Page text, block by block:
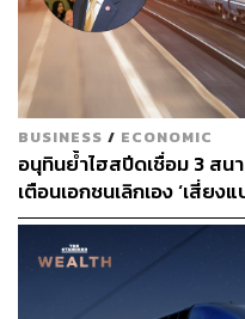
BUSINESS / ECONOMIC
อนุทินย้ำไฮสปีดเชื่อม 3 ส
เตือนเอกชนเลิกเอง ‘เสี่ยง